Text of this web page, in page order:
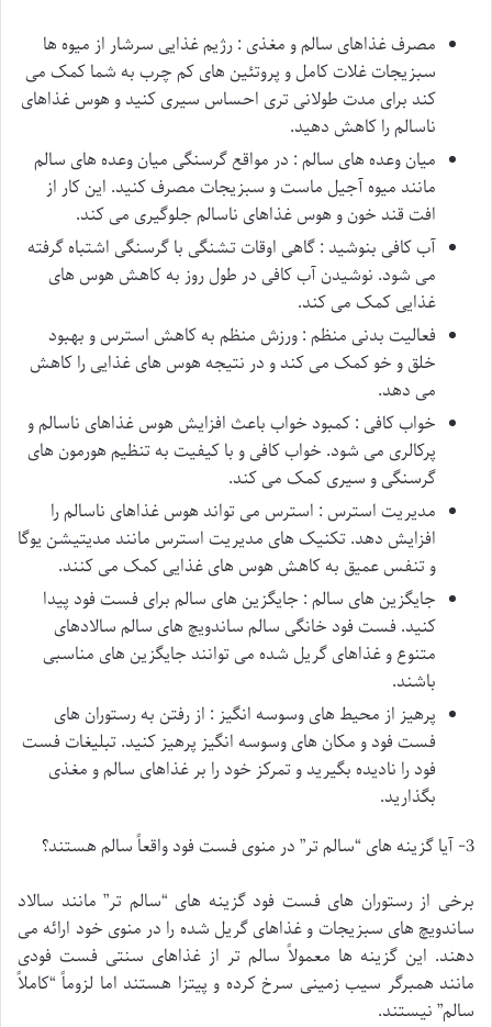
مصرف غذاهای سالم و مغذی : رژیم غذایی سرشار از میوه ها
سبزیجات غلات کامل و پروتئین های کم چرب به شما کمک می
کند برای مدت طولانی تری احساس سیری کنید و هوس غذاهای
ناسالم را کاهش دهید.
میان وعده های سالم : در مواقع گرسنگی میان وعده های سالم
مانند میوه آجیل ماست و سبزیجات مصرف کنید. این کار از
افت قند خون و هوس غذاهای ناسالم جلوگیری می کند.
آب کافی بنوشید : گاهی اوقات تشنگی با گرسنگی اشتباه گرفته
می شود. نوشیدن آب کافی در طول روز به کاهش هوس های
غذایی کمک می کند.
فعالیت بدنی منظم : ورزش منظم به کاهش استرس و بهبود
خلق و خو کمک می کند و در نتیجه هوس های غذایی را کاهش
می دهد.
خواب کافی : کمبود خواب باعث افزایش هوس غذاهای ناسالم و
پرکالری می شود. خواب کافی و با کیفیت به تنظیم هورمون های
گرسنگی و سیری کمک می کند.
مدیریت استرس : استرس می تواند هوس غذاهای ناسالم را
افزایش دهد. تکنیک های مدیریت استرس مانند مدیتیشن یوگا
و تنفس عمیق به کاهش هوس های غذایی کمک می کنند.
جایگزین های سالم : جایگزین های سالم برای فست فود پیدا
کنید. فست فود خانگی سالم ساندویچ های سالم سالادهای
متنوع و غذاهای گریل شده می توانند جایگزین های مناسبی
باشند.
پرهیز از محیط های وسوسه انگیز : از رفتن به رستوران های
فست فود و مکان های وسوسه انگیز پرهیز کنید. تبلیغات فست
فود را نادیده بگیرید و تمرکز خود را بر غذاهای سالم و مغذی
بگذارید.
3- آیا گزینه های “سالم تر” در منوی فست فود واقعاً سالم هستند؟
برخی از رستوران های فست فود گزینه های “سالم تر” مانند سالاد
ساندویچ های سبزیجات و غذاهای گریل شده را در منوی خود ارائه می
دهند. این گزینه ها معمولاً سالم تر از غذاهای سنتی فست فودی
مانند همبرگر سیب زمینی سرخ کرده و پیتزا هستند اما لزوماً “کاملاً
سالم” نیستند.